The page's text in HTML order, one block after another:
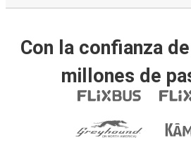
Con la confianza
millones de